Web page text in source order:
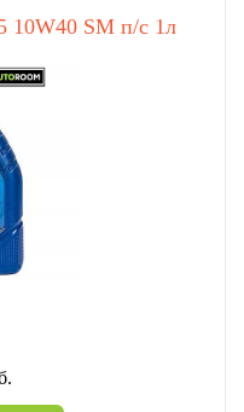
10W40 SM п/с 1л